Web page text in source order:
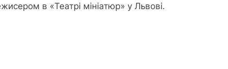
в «Театрі мініатюр» у Львові.